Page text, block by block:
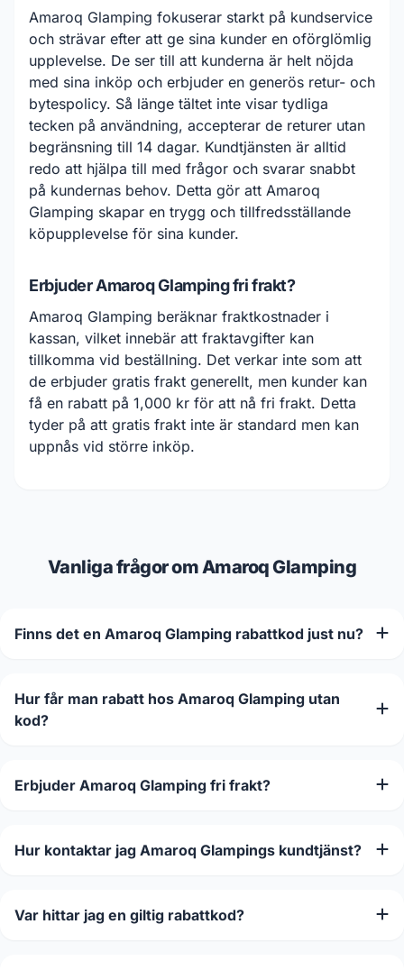
Amaroq Glamping fokuserar starkt på kundservice
och strävar efter att ge sina kunder en oförglömlig
upplevelse. De ser till att kunderna är helt nöjda
med sina inköp och erbjuder en generös retur- och
bytespolicy. Så länge tältet inte visar tydliga
tecken på användning, accepterar de returer utan
begränsning till 14 dagar. Kundtjänsten är alltid
redo att hjälpa till med frågor och svarar snabbt
på kundernas behov. Detta gör att Amaroq
Glamping skapar en trygg och tillfredsställande
köpupplevelse för sina kunder.
Erbjuder Amaroq Glamping fri frakt?
Amaroq Glamping beräknar fraktkostnader i
kassan, vilket innebär att fraktavgifter kan
tillkomma vid beställning. Det verkar inte som att
de erbjuder gratis frakt generellt, men kunder kan
få en rabatt på 1,000 kr för att nå fri frakt. Detta
tyder på att gratis frakt inte är standard men kan
uppnås vid större inköp.
Vanliga frågor om Amaroq Glamping
Finns det en Amaroq Glamping rabattkod just nu?
Hur får man rabatt hos Amaroq Glamping utan
kod?
Erbjuder Amaroq Glamping fri frakt?
Hur kontaktar jag Amaroq Glampings kundtjänst?
Var hittar jag en giltig rabattkod?